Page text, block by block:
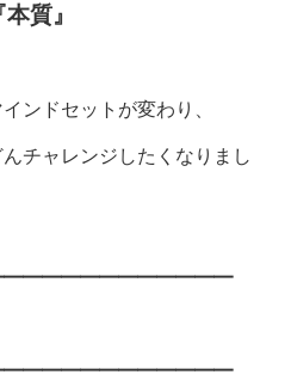
本質』
ンドセットが変わり、
チャレンジしたくなりまし